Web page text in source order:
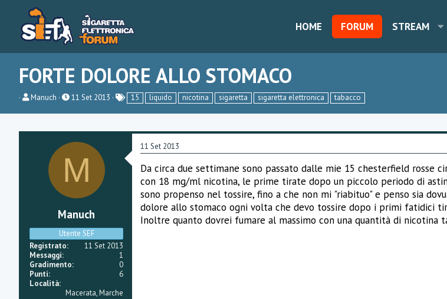
HOME FORUM STREAM
FORTE DOLORE ALLO STOMACO
C
e
t
s
i
o
n
e
Manuch
D
t
d
i
n
i
z
o
11 Set 2013 15 liquido nicotina sigaretta sigaretta elettronica tabacco
M
Manuch
Utente SEF
Registrato
11 Set 2013
Messaggi
1
Gradimento
0
Punti
6
Località
Macerata, Marche
11 Set 2013
Da circa due settimane sono passato dalle mie 15 chesterfield rosse
con 18 mg/ml nicotina, le prime tirate dopo un piccolo periodo di
sono propenso nel tossire, fino a che non mi "riabituo" e penso sia
dolore allo stomaco ogni volta che devo tossire dopo i primi fatidici
Inoltre quanto dovrei fumare al massimo con una quantità di nicotina